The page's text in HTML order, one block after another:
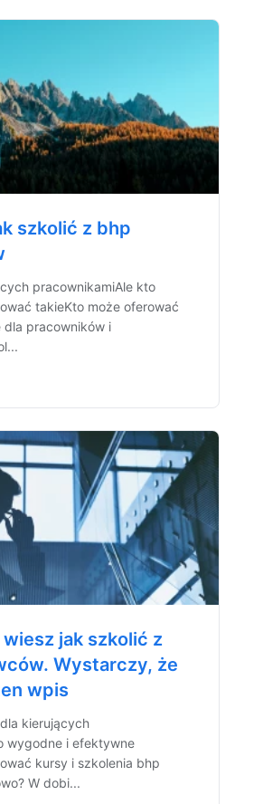
szkolić z bhp
pracownikamiAle kto
takieKto może oferować
dla pracowników i
jak szkolić z
Wystarczy, że
wpis
kierujących
wygodne i efektywne
kursy i szkolenia bhp
W dobi...